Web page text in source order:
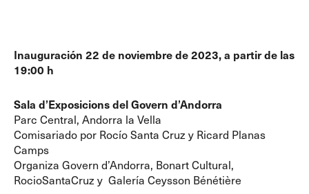
Inauguración 22 de noviembre de 2023, a partir de las
19:00 h
Sala d’Exposicions del Govern d’Andorra
Parc Central, Andorra la Vella
Comisariado por Rocío Santa Cruz y Ricard Planas
Camps
Organiza Govern d’Andorra, Bonart Cultural,
RocioSantaCruz y Galería Ceysson Bénétière